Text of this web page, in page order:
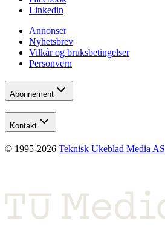
Linkedin
Annonser
Nyhetsbrev
Vilkår og bruksbetingelser
Personvern
Abonnement
Kontakt
© 1995-2026 Teknisk Ukeblad Media AS